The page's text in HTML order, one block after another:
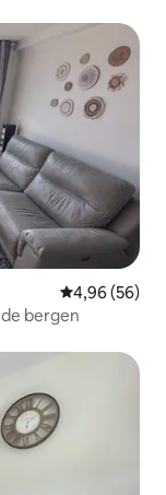
Gemiddelde
4,96 (56)
bergen